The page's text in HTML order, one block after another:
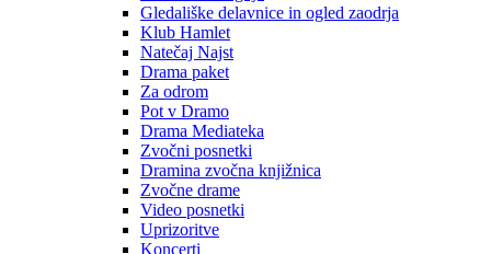
Gledališke delavnice in ogled zaodrja
Klub Hamlet
Natečaj Najst
Drama paket
Za odrom
Pot v Dramo
Drama Mediateka
Zvočni posnetki
Dramina zvočna knjižnica
Zvočne drame
Video posnetki
Uprizoritve
Koncerti